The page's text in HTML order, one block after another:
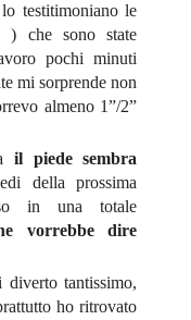
testitimoniano le
) che sono state
pochi minuti
mi sorprende non
almeno 1”/2”
il piede sembra
della prossima
in una totale
vorrebbe dire
diverto tantissimo,
ho ritrovato